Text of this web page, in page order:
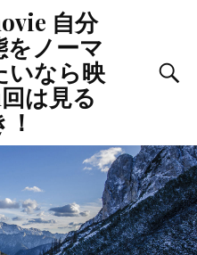
自分
をノーマ
いなら映
は見る